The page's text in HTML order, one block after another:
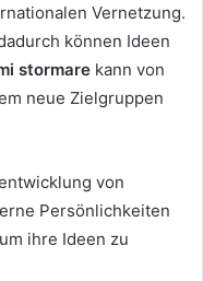
Vernetzung.
können Ideen
stormare kann von
neue Zielgruppen
von
Persönlichkeiten
ihre Ideen zu